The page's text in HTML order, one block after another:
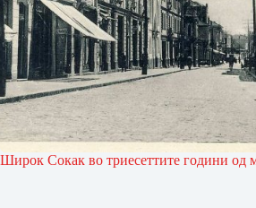
Широк Сокак во триесеттите години од